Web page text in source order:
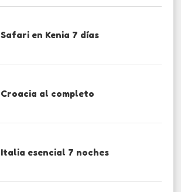
Safari en Kenia 7 días
Croacia al completo
Italia esencial 7 noches